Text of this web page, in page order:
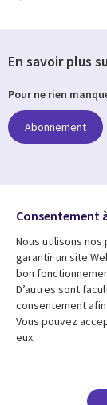
Ressources
Articles
Études de cas
En savoir plus
Pour ne rien
Abonnement
Suivez-nous
Social
Media
Global
FR
Consentement
Nous utilisons
garantir un site
bon
D’autres sont
consentement
Vous pouvez
eux.